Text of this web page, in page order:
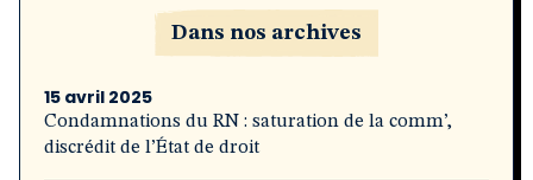
Dans nos archives
15 avril 2025
Condamnations du RN : saturation de la comm’,
discrédit de l’État de droit